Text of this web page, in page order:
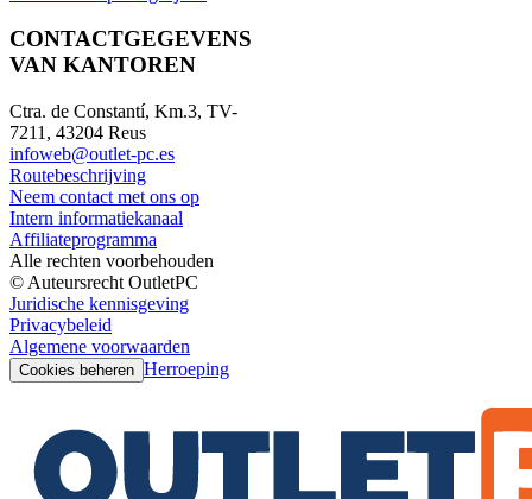
CONTACTGEGEVENS
VAN KANTOREN
Ctra. de Constantí, Km.3, TV-
7211, 43204 Reus
infoweb@outlet-pc.es
Routebeschrijving
Neem contact met ons op
Intern informatiekanaal
Affiliateprogramma
Alle rechten voorbehouden
© Auteursrecht OutletPC
Juridische kennisgeving
Privacybeleid
Algemene voorwaarden
Cookies beheren Herroeping